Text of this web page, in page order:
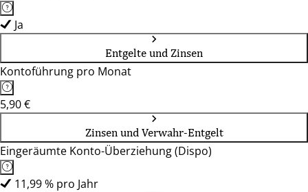
Ja
Entgelte und Zinsen
Kontoführung pro Monat
5,90 €
Zinsen und Verwahr-Entgelt
Eingeräumte Konto-Überziehung (Dispo)
11,99 % pro Jahr